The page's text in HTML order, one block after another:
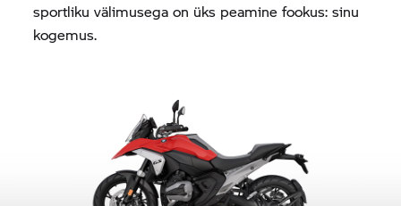
sportliku välimusega on üks peamine fookus: sinu
kogemus.